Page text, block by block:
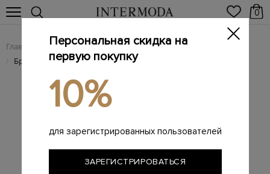
0
Главная Женщинам / Женская одежда / Женские брюки
/ Брюки в расслабленном стиле из шерсти в полоску
Персональная скидка на
первую покупку
10%
для зарегистрированных пользователей
ЗАРЕГИСТРИРОВАТЬСЯ